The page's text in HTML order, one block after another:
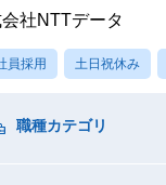
社NTTデータ
員採用 土日祝休み
職種カテゴリ